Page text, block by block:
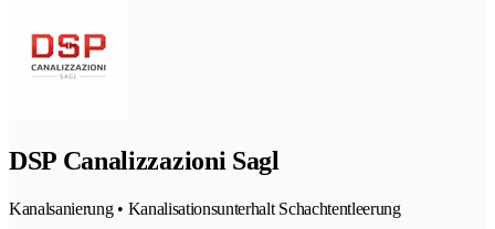
DSP Canalizzazioni Sagl
Kanalsanierung • Kanalisationsunterhalt Schachtentleerung